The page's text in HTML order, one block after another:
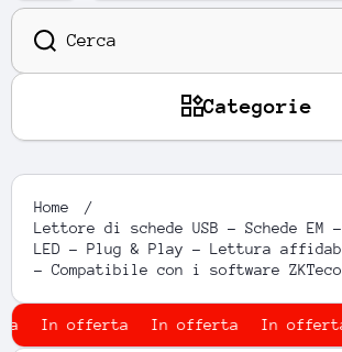
Cerca
Categorie
Home
Lettore di schede USB - Schede
LED - Plug & Play - Lettura
- Compatibile con i software ZKTeco
In offerta In offerta In offerta